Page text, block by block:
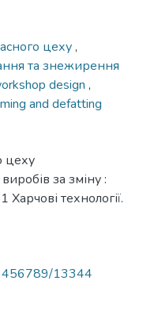
цеху,
та знежирення
design ,
and defatting
цеху
за зміну :
технології.
13344